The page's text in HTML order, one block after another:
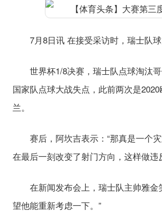
7月8日讯 在接受采访时，瑞士队
世界杯1/8决赛，瑞士队点球淘汰
国家队点球大战失点，此前两次是
兰。
赛后，阿坎吉表示：“那真是一个
在最后一刻改变了射门方向，这样做
在新闻发布会上，瑞士队主帅雅
望他能重新考虑一下。”